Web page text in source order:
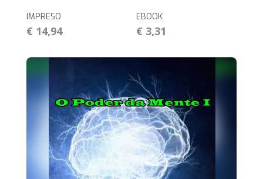
IMPRESO
€ 14,94
EBOOK
€ 3,31